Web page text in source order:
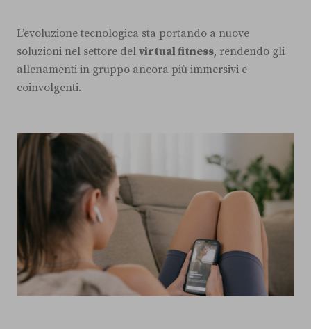
L’evoluzione tecnologica sta portando a nuove
soluzioni nel settore del virtual fitness, rendendo gli
allenamenti in gruppo ancora più immersivi e
coinvolgenti.